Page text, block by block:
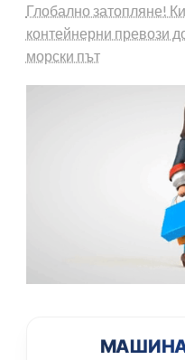
Глобално затопляне!
контейнерни превози
морски път
МАШИНА